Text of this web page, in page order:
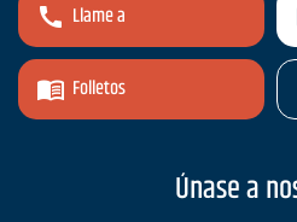
Llame a
Folletos
Únase a